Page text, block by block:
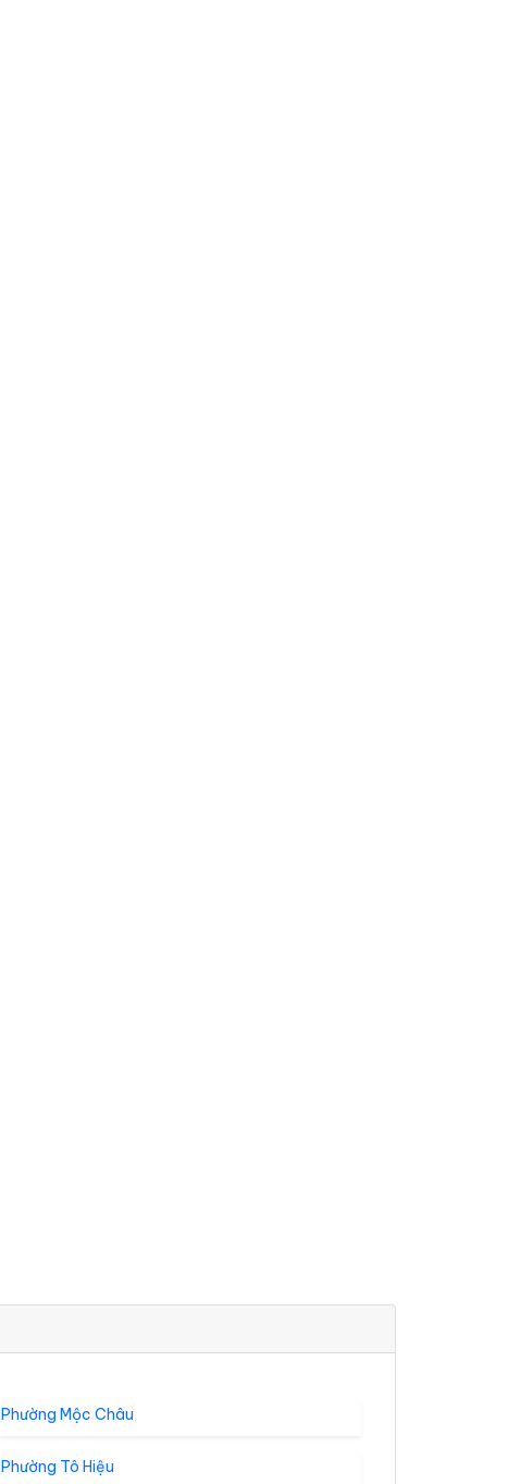
Phường Mộc Châu
Phường Tô Hiệu